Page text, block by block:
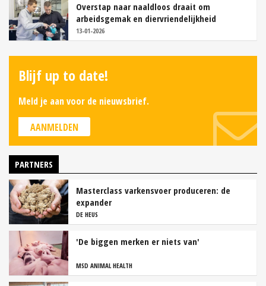
Overstap naar naaldloos draait om
arbeidsgemak en diervriendelijkheid
13-01-2026
Blijf up to date!
Meld je aan voor de nieuwsbrief.
AANMELDEN
PARTNERS
Masterclass varkensvoer produceren: de
expander
DE HEUS
'De biggen merken er niets van'
MSD ANIMAL HEALTH